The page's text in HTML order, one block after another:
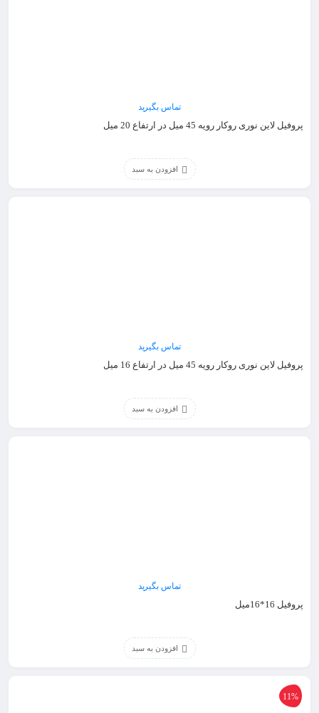
تماس بگیرید
پروفیل لاین نوری روکار رویه 45 میل در ارتفاع 20 میل
افزودن به سبد
تماس بگیرید
پروفیل لاین نوری روکار رویه 45 میل در ارتفاع 16 میل
افزودن به سبد
تماس بگیرید
پروفیل 16*16میل
افزودن به سبد
11%